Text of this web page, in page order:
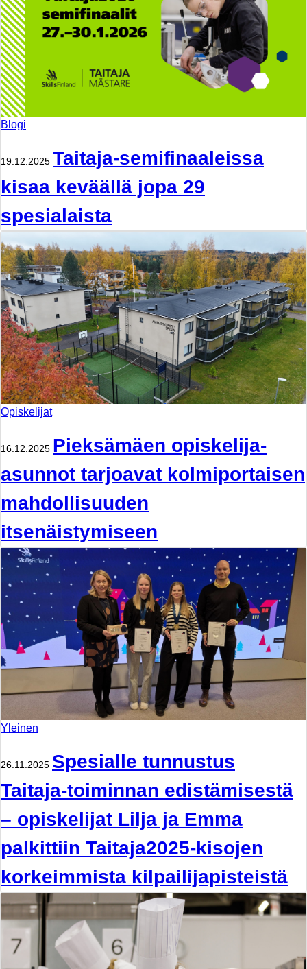
Blogi
19.12.2025 Taitaja-semifinaaleissa
kisaa keväällä jopa 29
spesialaista
Opiskelijat
16.12.2025 Pieksämäen opiskelija-
asunnot tarjoavat kolmiportaisen
mahdollisuuden
itsenäistymiseen
Yleinen
26.11.2025 Spesialle tunnustus
Taitaja-toiminnan edistämisestä
– opiskelijat Lilja ja Emma
palkittiin Taitaja2025-kisojen
korkeimmista kilpailijapisteistä